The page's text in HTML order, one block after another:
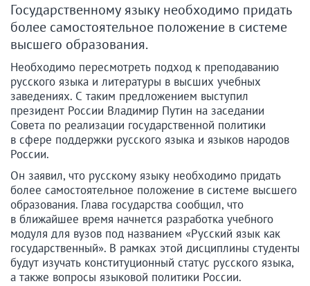
Государственному языку необходимо придать
более самостоятельное положение в системе
высшего образования.
Необходимо пересмотреть подход к преподаванию
русского языка и литературы в высших учебных
заведениях. С таким предложением выступил
президент России Владимир Путин на заседании
Совета по реализации государственной политики
в сфере поддержки русского языка и языков народов
России.
Он заявил, что русскому языку необходимо придать
более самостоятельное положение в системе высшего
образования. Глава государства сообщил, что
в ближайшее время начнется разработка учебного
модуля для вузов под названием «Русский язык как
государственный». В рамках этой дисциплины студенты
будут изучать конституционный статус русского языка,
а также вопросы языковой политики России.